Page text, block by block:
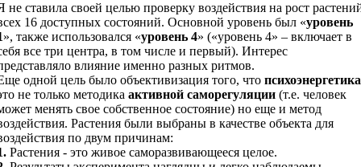
не ставила своей целью проверку воздействия на рост
16 доступных состояний. Основной уровень был «уровень
», также использовался «уровень 4» («уровень 4» – включает в
все три центра, в том числе и первый). Интерес
влияние именно разных ритмов.
одной цель было объективизация того, что психоэнергетика
не только методика активной саморегуляции (т.е. человек
менять свое собственное состояние) но еще и метод
Растения были выбраны в качестве объекта для
по двум причинам:
Растения - это живое саморазвивающееся целое.